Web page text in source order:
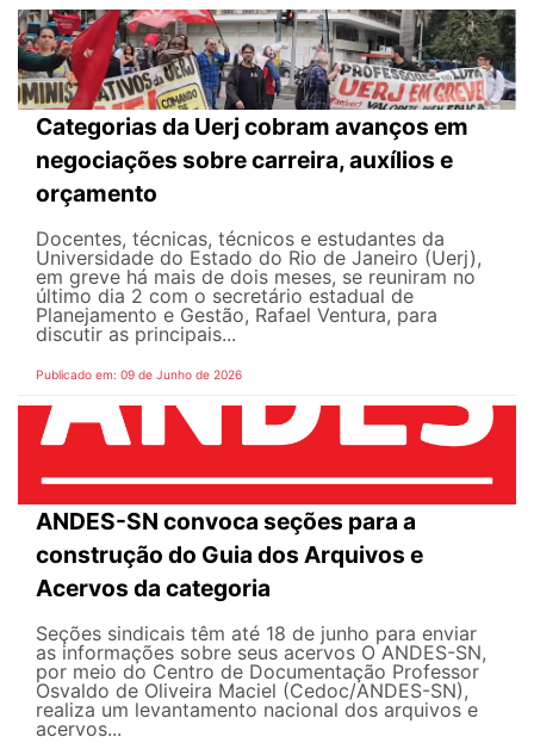
Categorias da Uerj cobram avanços em
negociações sobre carreira, auxílios e
orçamento
Docentes, técnicas, técnicos e estudantes da
Universidade do Estado do Rio de Janeiro (Uerj),
em greve há mais de dois meses, se reuniram no
último dia 2 com o secretário estadual de
Planejamento e Gestão, Rafael Ventura, para
discutir as principais...
Publicado em: 09 de Junho de 2026
ANDES-SN convoca seções para a
construção do Guia dos Arquivos e
Acervos da categoria
Seções sindicais têm até 18 de junho para enviar
as informações sobre seus acervos O ANDES-SN,
por meio do Centro de Documentação Professor
Osvaldo de Oliveira Maciel (Cedoc/ANDES-SN),
realiza um levantamento nacional dos arquivos e
acervos...